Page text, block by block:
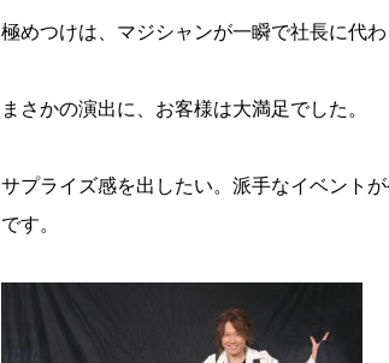
極めつけは、マジシャンが一瞬で社長に代わ
まさかの演出に、お客様は大満足でした。
サプライズ感を出したい。派手なイベント
です。